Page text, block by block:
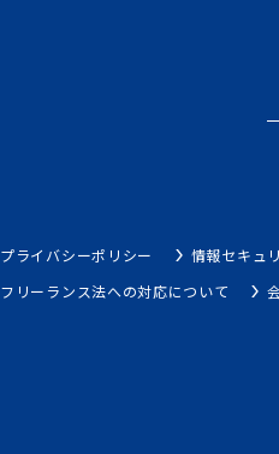
プライバシーポリシー
情報セキュ
フリーランス法への対応について